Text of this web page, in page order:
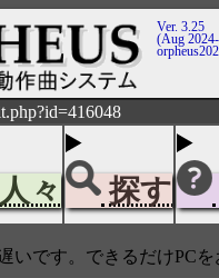
Ver. 3.25
(Aug
人々 探す
いです。できるだけPC